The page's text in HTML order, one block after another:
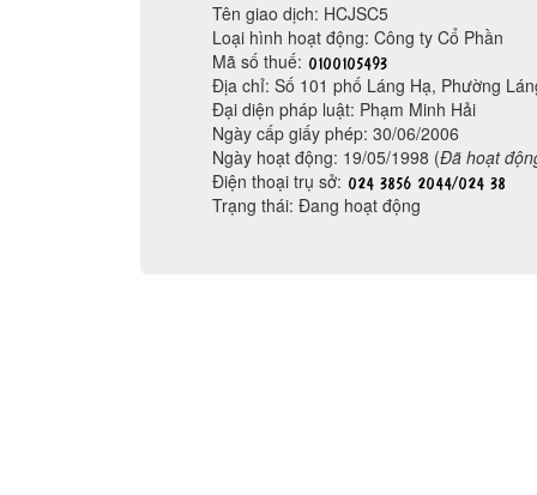
Tên giao dịch: HCJSC5
Loại hình hoạt động: Công ty Cổ Phần
Mã số thuế:
Địa chỉ: Số 101 phố Láng Hạ, Phường
Đại diện pháp luật: Phạm Minh Hải
Ngày cấp giấy phép: 30/06/2006
Ngày hoạt động: 19/05/1998 (Đã hoạt
Điện thoại trụ sở:
Trạng thái: Đang hoạt động